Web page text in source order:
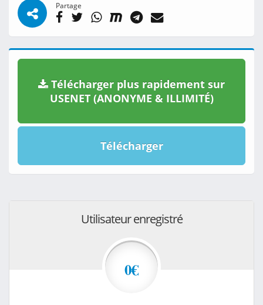
Partage
Télécharger plus rapidement sur
USENET (ANONYME & ILLIMITÉ)
Télécharger
Utilisateur enregistré
0€